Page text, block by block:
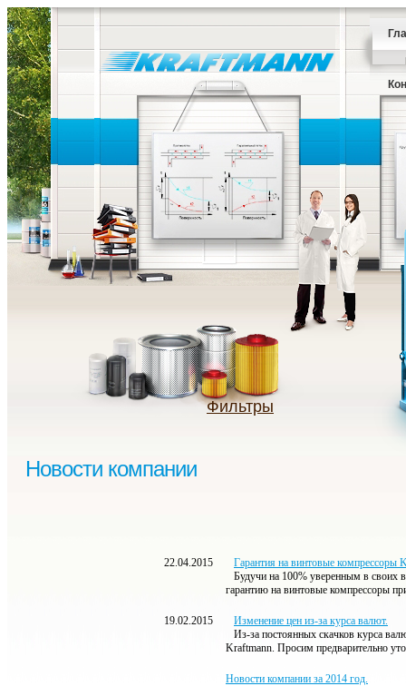
Фильтры
Новости компании
22.04.2015
Гарантия на винтовые компрессоры
Будучи на 100% уверенным в своих
гарантию на винтовые компрессоры
19.02.2015
Изменение цен из-за курса валют.
Из-за постоянных скачков курса
Kraftmann. Просим предварительно
Новости компании за 2014 год.